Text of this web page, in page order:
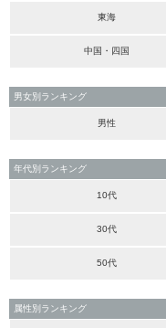
東海
中国・四国
男女別ランキング
男性
年代別ランキング
10代
30代
50代
属性別ランキング